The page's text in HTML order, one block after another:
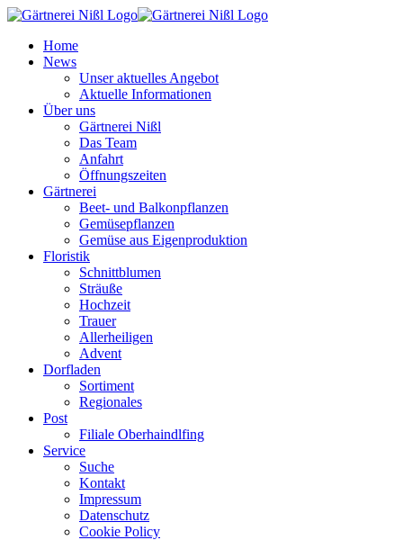
Home
News
Unser aktuelles Angebot
Aktuelle Informationen
Über uns
Gärtnerei Nißl
Das Team
Anfahrt
Öffnungszeiten
Gärtnerei
Beet- und Balkonpflanzen
Gemüsepflanzen
Gemüse aus Eigenproduktion
Floristik
Schnittblumen
Sträuße
Hochzeit
Trauer
Allerheiligen
Advent
Dorfladen
Sortiment
Regionales
Post
Filiale Oberhaindlfing
Service
Suche
Kontakt
Impressum
Datenschutz
Cookie Policy